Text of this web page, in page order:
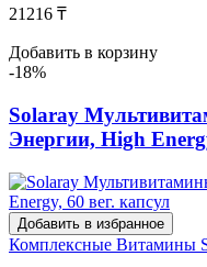
21216 ₸
Добавить в корзину
-18%
Solaray
Энергии, High
Добавить в избранное
Комплексные Витамины